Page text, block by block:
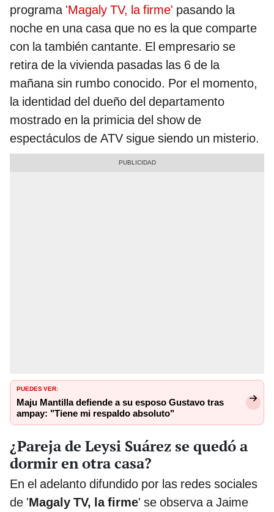
programa 'Magaly TV, la firme' pasando la
noche en una casa que no es la que comparte
con la también cantante. El empresario se
retira de la vivienda pasadas las 6 de la
mañana sin rumbo conocido. Por el momento,
la identidad del dueño del departamento
mostrado en la primicia del show de
espectáculos de ATV sigue siendo un misterio.
PUEDES VER:
Maju Mantilla defiende a su esposo Gustavo tras
ampay: "Tiene mi respaldo absoluto"
¿Pareja de Leysi Suárez se quedó a
dormir en otra casa?
En el adelanto difundido por las redes sociales
de 'Magaly TV, la firme' se observa a Jaime